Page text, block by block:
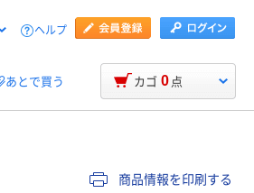
ヘルプ
あとで買う カゴ 0 点
商品情報を印刷する